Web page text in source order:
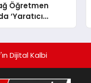
Öğretmen
‘Yaratıcı
gerçekleştirildi.
Dijital Kalbi